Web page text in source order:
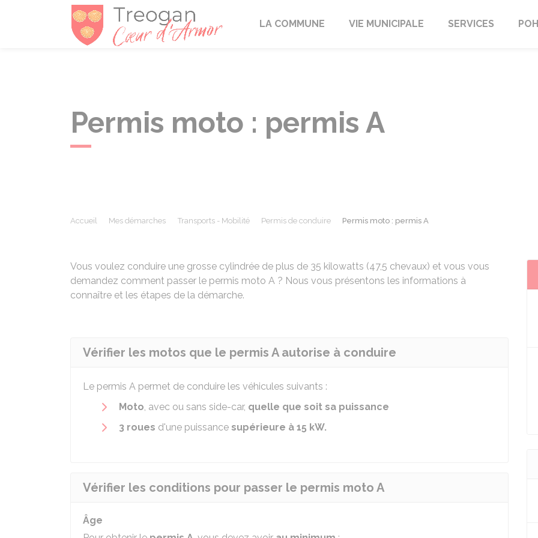
TréoganLA COMMUNE VIE MUNICIPALE SERVICES
Permis moto : permis A
Accueil Mes démarches Transports - Mobilité Permis de conduire Permis moto : permis A
Vous voulez conduire une grosse cylindrée de plus de 35 kilowatts (47,5 chevaux) et vous vous
demandez comment passer le permis moto A ? Nous vous présentons les informations à
connaître et les étapes de la démarche.
Vérifier les motos que le permis A autorise à conduire
Le permis A permet de conduire les véhicules suivants :
Moto, avec ou sans side-car, quelle que soit sa puissance
3 roues d'une puissance supérieure à 15 kW.
Vérifier les conditions pour passer le permis moto A
Âge